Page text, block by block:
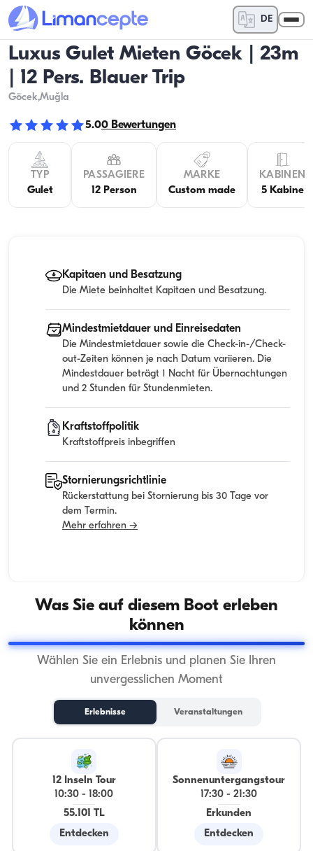
DE
Luxus Gulet Mieten Göcek | 23m
| 12 Pers. Blauer Trip
Göcek,Muğla
5.00 Bewertungen
TYP
Gulet
PASSAGIERE
12 Person
MARKE
Custom made
KABINEN
5 Kabine
Kapitaen und Besatzung
Die Miete beinhaltet Kapitaen und Besatzung.
Mindestmietdauer und Einreisedaten
Die Mindestmietdauer sowie die Check-in-/Check-
out-Zeiten können je nach Datum variieren. Die
Mindestdauer beträgt 1 Nacht für Übernachtungen
und 2 Stunden für Stundenmieten.
Kraftstoffpolitik
Kraftstoffpreis inbegriffen
Stornierungsrichtlinie
Rückerstattung bei Stornierung bis 30 Tage vor
dem Termin.
Mehr erfahren →
Was Sie auf diesem Boot erleben
können
Wählen Sie ein Erlebnis und planen Sie Ihren
unvergesslichen Moment
Erlebnisse Veranstaltungen
12 Inseln Tour
10:30 -
18:00
55.101 TL
Entdecken
Sonnenuntergangstour
17:30 -21:30
Erkunden
Entdecken